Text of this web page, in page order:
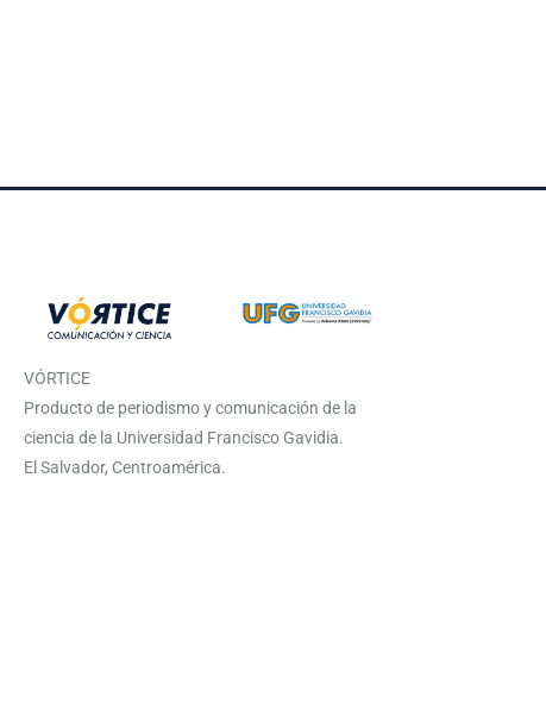
VÓRTICE
Producto de periodismo y comunicación de la
ciencia de la Universidad Francisco Gavidia.
El Salvador, Centroamérica.